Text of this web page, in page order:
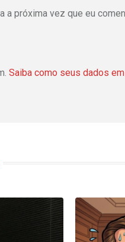
a próxima vez que eu
Saiba como seus dados